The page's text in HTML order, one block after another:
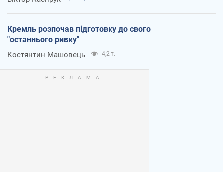
Кремль розпочав підготовку до свого
"останнього ривку"
Костянтин Машовець 4,2 т.